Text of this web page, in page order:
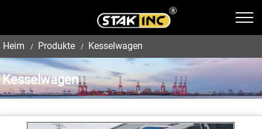
Heim Produkte Kesselwagen
Kesselwagen